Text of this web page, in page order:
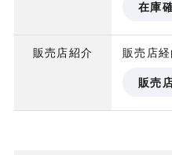
在庫
販売店紹介 販売店
販売